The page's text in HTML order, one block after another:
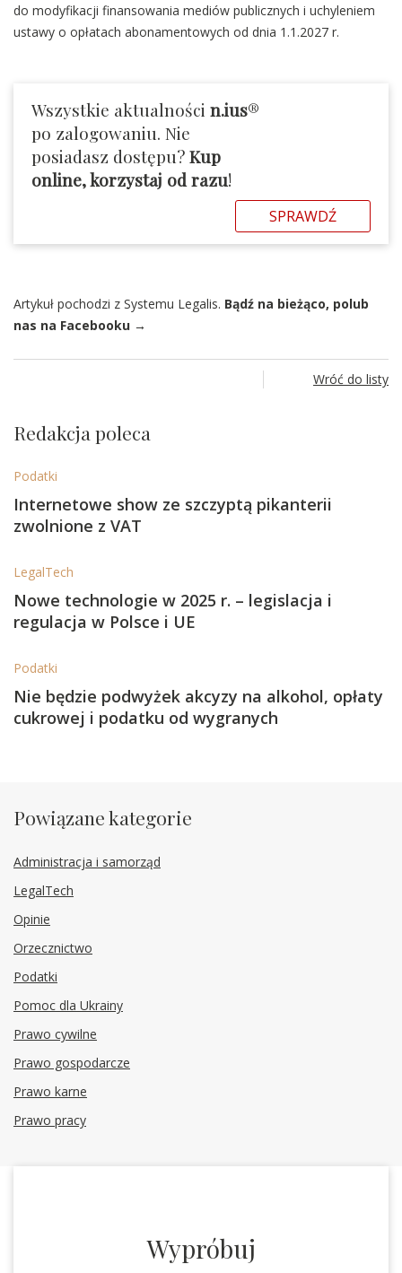
do modyfikacji finansowania mediów publicznych i uchyleniem
ustawy o opłatach abonamentowych od dnia 1.1.2027 r.
Wszystkie aktualności n.ius®
po zalogowaniu. Nie
posiadasz dostępu?Kup
online, korzystaj od razu!
SPRAWDŹ
Artykuł pochodzi z Systemu Legalis. Bądź na bieżąco, polub
nas na Facebooku →
Wróć do listy
Redakcja poleca
Podatki
Internetowe show ze szczyptą pikanterii
zwolnione z VAT
LegalTech
Nowe technologie w 2025 r. – legislacja i
regulacja w Polsce i UE
Podatki
Nie będzie podwyżek akcyzy na alkohol, opłaty
cukrowej i podatku od wygranych
Powiązane kategorie
Administracja i samorząd
LegalTech
Opinie
Orzecznictwo
Podatki
Pomoc dla Ukrainy
Prawo cywilne
Prawo gospodarcze
Prawo karne
Prawo pracy
Wypróbuj